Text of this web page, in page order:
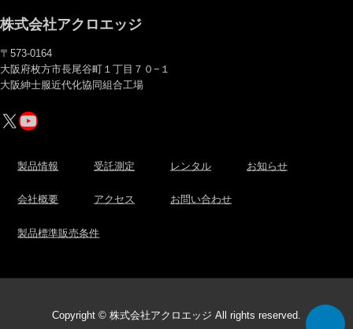
株式会社アクロエッジ
〒573-0164
大阪府枚方市長尾谷町１丁目７０−１
大阪紳士服近代化協同組合工場
X YouTube
製品情報 受託測定 レンタル お知らせ
会社概要 アクセス お問い合わせ
製品標準販売条件
Copyright © 株式会社アクロエッジ All rights reserved.